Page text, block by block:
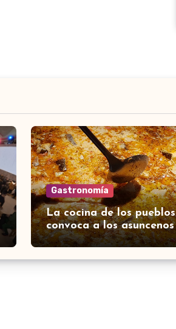
Gastronomía
La cocina de los pueblos
convoca a los asuncenos